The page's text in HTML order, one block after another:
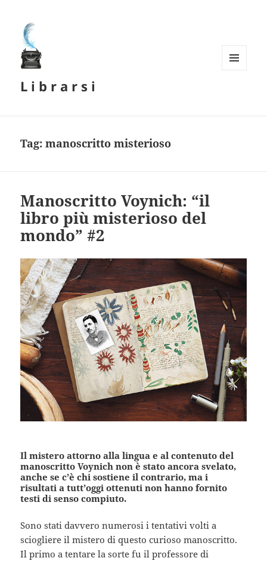
L i b r a r s i
Tag:manoscritto misterioso
Manoscritto Voynich: “il
libro più misterioso del
mondo” #2
Il mistero attorno alla lingua e al contenuto del
manoscritto Voynich non è stato ancora svelato,
anche se c’è chi sostiene il contrario, ma i
risultati a tutt’oggi ottenuti non hanno fornito
testi di senso compiuto.
Sono stati davvero numerosi i tentativi volti a
sciogliere il mistero di questo curioso manoscritto.
Il primo a tentare la sorte fu il professore di